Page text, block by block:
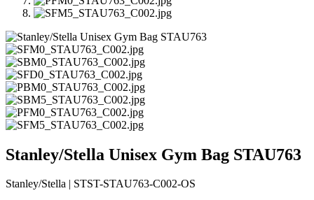
Stanley/Stella Unisex Gym Bag STAU763
Stanley/Stella STST-STAU763-C002-OS